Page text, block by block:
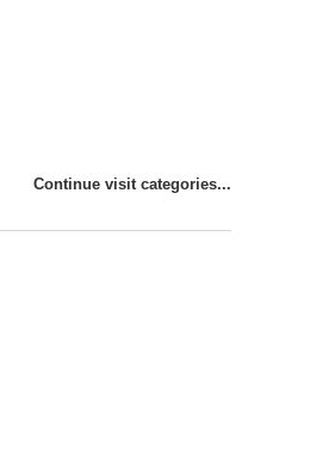
Continue visit categories...